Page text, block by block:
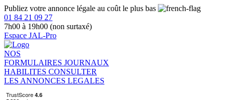
Publiez votre annonce légale au coût le plus bas
01 84 21 09 27
7h00 à 19h00 (non surtaxé)
Espace JAL-Pro
NOS
FORMULAIRES JOURNAUX
HABILITES CONSULTER
LES ANNONCES LEGALES